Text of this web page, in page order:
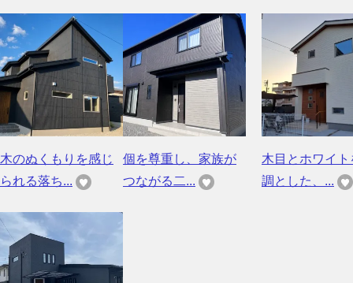
木のぬくもりを感じ
られる落ち...
個を尊重し、家族が
つながる二...
木目とホワイト
調とした、...